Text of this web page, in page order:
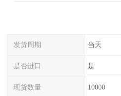
发货周期 当天
是否进口 是
现货数量 10000